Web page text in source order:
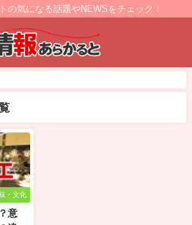
の気になる話題やNEWSをチェック！
・文化
意